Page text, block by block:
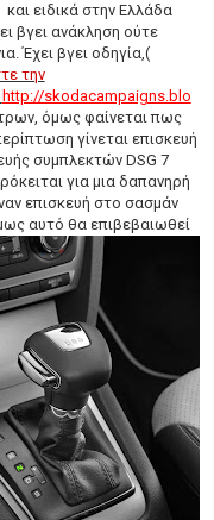
και ειδικά στην Ελλάδα
βγει ανάκληση ούτε
Έχει βγει οδηγία,(
την
http://skodacampaigns.blo
όμως φαίνεται πως
γίνεται επισκευή
συμπλεκτών DSG 7
για μια δαπανηρή
επισκευή στο σασμάν
αυτό θα επιβεβαιωθεί